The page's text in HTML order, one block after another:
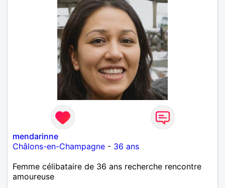
mendarinne
Châlons-en-Champagne - 36 ans
Femme célibataire de 36 ans recherche rencontre
amoureuse